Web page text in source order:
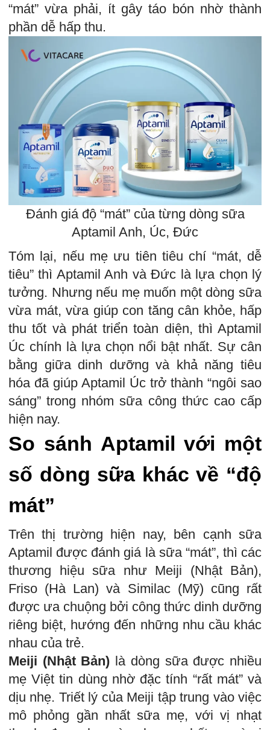
“mát” vừa phải, ít gây táo bón nhờ thành
phần dễ hấp thu.
Đánh giá độ “mát” của từng dòng sữa
Aptamil Anh, Úc, Đức
Tóm lại, nếu mẹ ưu tiên tiêu chí “mát, dễ
tiêu” thì Aptamil Anh và Đức là lựa chọn lý
tưởng. Nhưng nếu mẹ muốn một dòng sữa
vừa mát, vừa giúp con tăng cân khỏe, hấp
thu tốt và phát triển toàn diện, thì Aptamil
Úc chính là lựa chọn nổi bật nhất. Sự cân
bằng giữa dinh dưỡng và khả năng tiêu
hóa đã giúp Aptamil Úc trở thành “ngôi sao
sáng” trong nhóm sữa công thức cao cấp
hiện nay.
So sánh Aptamil với một
số dòng sữa khác về “độ
mát”
Trên thị trường hiện nay, bên cạnh sữa
Aptamil được đánh giá là sữa “mát”, thì các
thương hiệu sữa như Meiji (Nhật Bản),
Friso (Hà Lan) và Similac (Mỹ) cũng rất
được ưa chuộng bởi công thức dinh dưỡng
riêng biệt, hướng đến những nhu cầu khác
nhau của trẻ.
Meiji (Nhật Bản) là dòng sữa được nhiều
mẹ Việt tin dùng nhờ đặc tính “rất mát” và
dịu nhẹ. Triết lý của Meiji tập trung vào việc
mô phỏng gần nhất sữa mẹ, với vị nhạt